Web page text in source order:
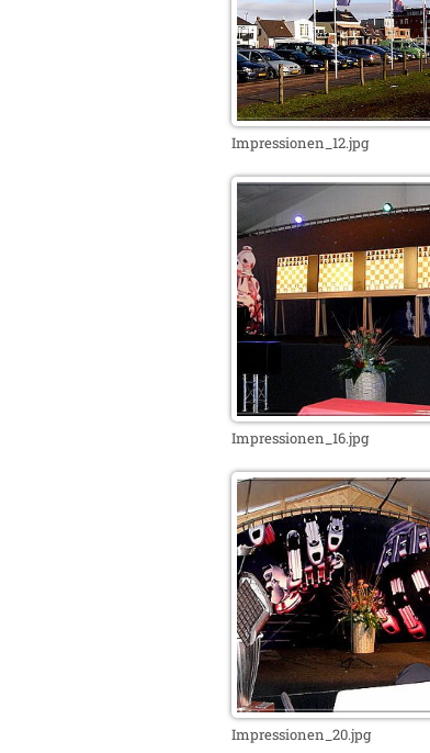
Impressionen_12.jpg
Impressionen_16.jpg
Impressionen_20.jpg